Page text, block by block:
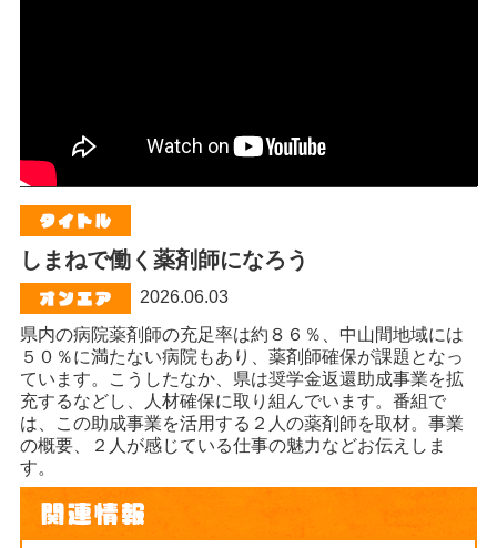
しまねで働く薬剤師になろう
2026.06.03
県内の病院薬剤師の充足率は約８６％、中山間地域には
５０％に満たない病院もあり、薬剤師確保が課題となっ
ています。こうしたなか、県は奨学金返還助成事業を拡
充するなどし、人材確保に取り組んでいます。番組で
は、この助成事業を活用する２人の薬剤師を取材。事業
の概要、２人が感じている仕事の魅力などお伝えしま
す。